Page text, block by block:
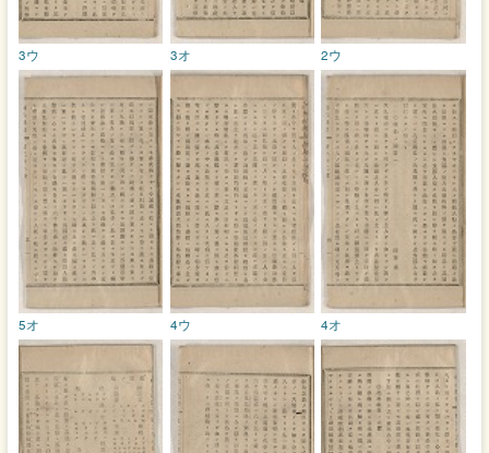
2ウ
3オ
3ウ
4オ
4ウ
5オ